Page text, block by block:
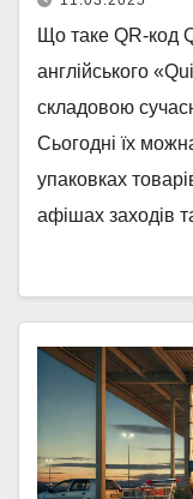
Що таке QR-код
англійського
складовою
Сьогодні їх
упаковках
афішах заходів